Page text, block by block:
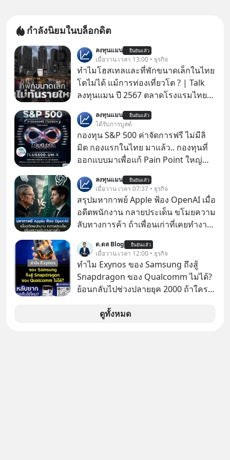
กำลังนิยมในบล็อกดิต
ลงทุนแมน ยืนยันแล้ว
เมื่อวาน เวลา 13:00 • ธุรกิจ
ทำไมโฮสเทลและที่พักขนาดเล็กในไทย
โตไม่ได้ แม้การท่องเที่ยวโต ? | Talk
ลงทุนแมน ปี 2567 ตลาดโรงแรมไทย
หรือไม่ว่า รายได้กว่า 85% กระจุกอยู่กับ
ผู้ประกอบการรายใหญ่ และมีอัตราการ
เติบโตได้ถึง 16% ขณะที่ผู้ประกอบการ
โฮสเทลและที่พักขนาดเล็ก ซึ่งมีสัดส่วน
เพียง 1.3% เท่านั้น เกิดอะไรขึ้นกับที่พัก
รายเล็ก ? อะไรคือข้อจำกัดที่ทำให้โต
ไม่สุด และต้องปลดล็อกกฎเกณฑ์ไหน
เพื่อให้รายเล็กเติบโตได้มากกว่าที่เป็น
อยู่ ? Talk ลงทุนแมนชวนมาวิเคราะห์
เรื่องนี้ กับคุณนรี สุเนต์ตา นายกสมาคม
โฮสเทลและที่พักขนาดเล็ก
(ประเทศไทย)
ลงทุนแมน ยืนยันแล้ว
ได้รับการบูสต์
กองทุน S&P 500 ค่าจัดการฟรี ไม่มีลิ
มิต กองแรกในไทย มาแล้ว.. กองทุนที่
ออกแบบมาเพื่อแก้ Pain Point ใหญ่
ลงทุนแมน ยืนยันแล้ว
เมื่อวาน เวลา 07:37 • ธุรกิจ
สรุปมหากาพย์ Apple ฟ้อง OpenAI เมื่อ
อดีตพนักงาน กลายประเด็น ขโมยความ
ลับทางการค้า ถ้าเพื่อนเก่าที่เคยทำงาน
เก่าที่เขาเคยทำไว้ ตอนยังอยู่บริษัท
เดียวกัน
ด.ดล Blog ยืนยันแล้ว
เมื่อวาน เวลา 12:00 • ธุรกิจ
ทำไม Exynos ของ Samsung ถึงสู้
Snapdragon ของ Qualcomm ไม่ได้?
ย้อนกลับไปช่วงปลายยุค 2000 ถ้าใคร
ถือกำลังเดือดจัดทีเดียวนะครับ
ดูทั้งหมด